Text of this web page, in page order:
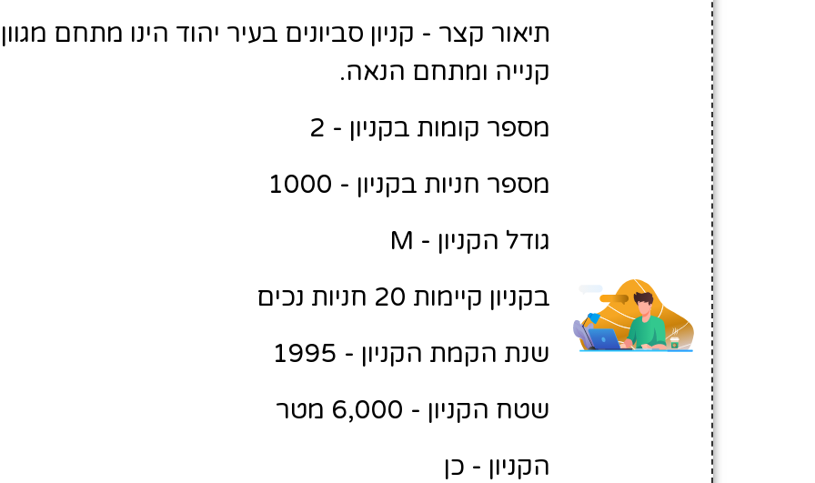
תיאור קצר - קניון סביונים בעיר יהוד הינו מתחם
קנייה ומתחם הנאה.
מספר קומות בקניון - 2
מספר חניות בקניון - 1000
גודל הקניון - M
בקניון קיימות 20 חניות נכים
שנת הקמת הקניון - 1995
שטח הקניון - 6,000 מטר
הקניון - כן